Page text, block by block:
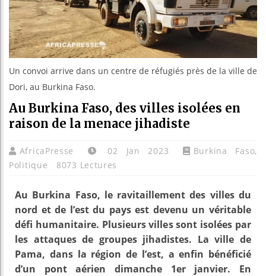
Un convoi arrive dans un centre de réfugiés près de la ville de
Dori, au Burkina Faso.
Au Burkina Faso, des villes isolées en
raison de la menace jihadiste
AfricaPresse 02 Jan 2023 Burkina Faso,
Politique
8073 Lectures
Au Burkina Faso, le ravitaillement des villes du
nord et de l’est du pays est devenu un véritable
défi humanitaire. Plusieurs villes sont isolées par
les attaques de groupes jihadistes. La ville de
Pama, dans la région de l’est, a enfin bénéficié
d’un pont aérien dimanche 1er janvier. En